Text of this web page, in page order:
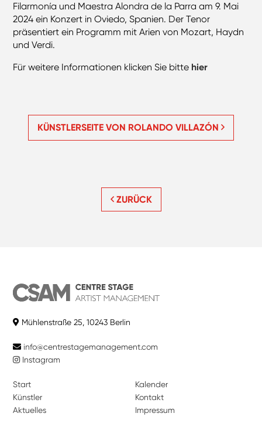
Filarmonía und Maestra Alondra de la Parra am 9. Mai
2024 ein Konzert in Oviedo, Spanien. Der Tenor
präsentiert ein Programm mit Arien von Mozart, Haydn
und Verdi.
Für weitere Informationen klicken Sie bitte hier
KÜNSTLERSEITE VON ROLANDO VILLAZÓN
ZURÜCK
Mühlenstraße 25, 10243 Berlin
info@centrestagemanagement.com
Instagram
Start
Künstler
Aktuelles
Kalender
Kontakt
Impressum